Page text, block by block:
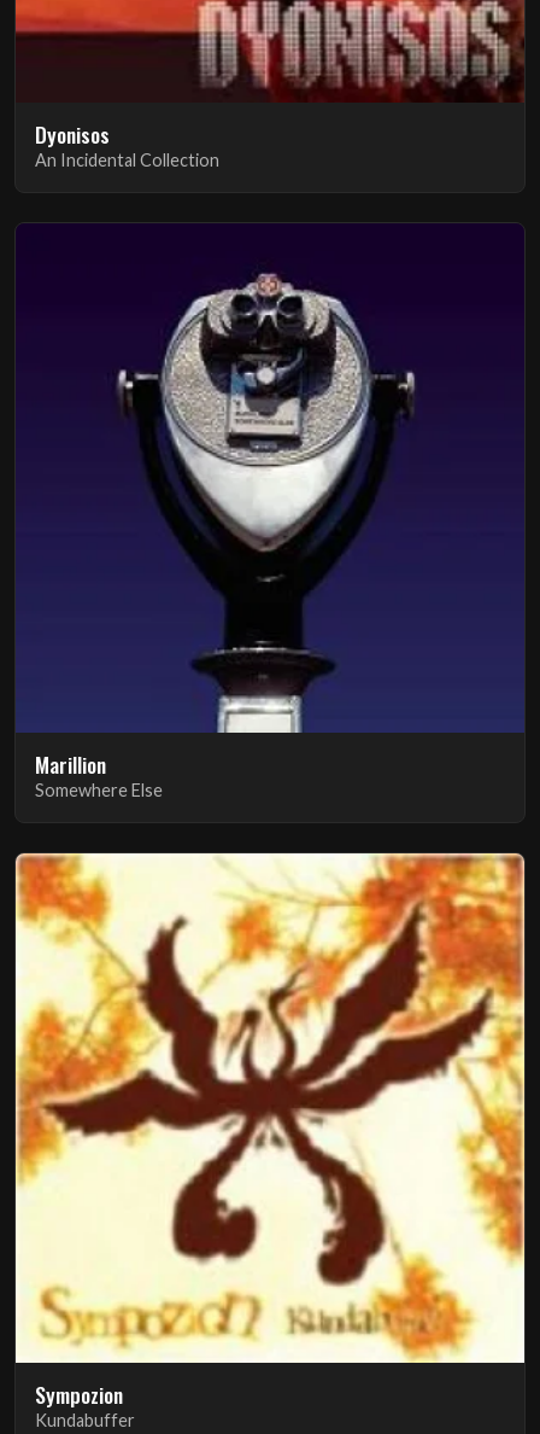
Dyonisos
An Incidental Collection
Marillion
Somewhere Else
Sympozion
Kundabuffer